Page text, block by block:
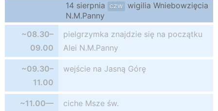
14 sierpnia czw wigilia Wniebowzięcia
N.M.Panny
~08.30–
09.00
pielgrzymka znajdzie się na początku
Alei N.M.Panny
~09.30–
11.00
wejście na Jasną Górę
~11.00—
ciche Msze św.